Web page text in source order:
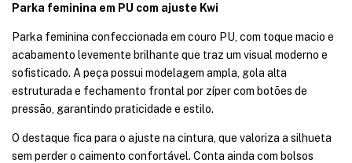
Parka feminina em PU com ajuste Kwi
Parka feminina confeccionada em couro PU, com toque macio e
acabamento levemente brilhante que traz um visual moderno e
sofisticado. A peça possui modelagem ampla, gola alta
estruturada e fechamento frontal por zíper com botões de
pressão, garantindo praticidade e estilo.
O destaque fica para o ajuste na cintura, que valoriza a silhueta
sem perder o caimento confortável. Conta ainda com bolsos